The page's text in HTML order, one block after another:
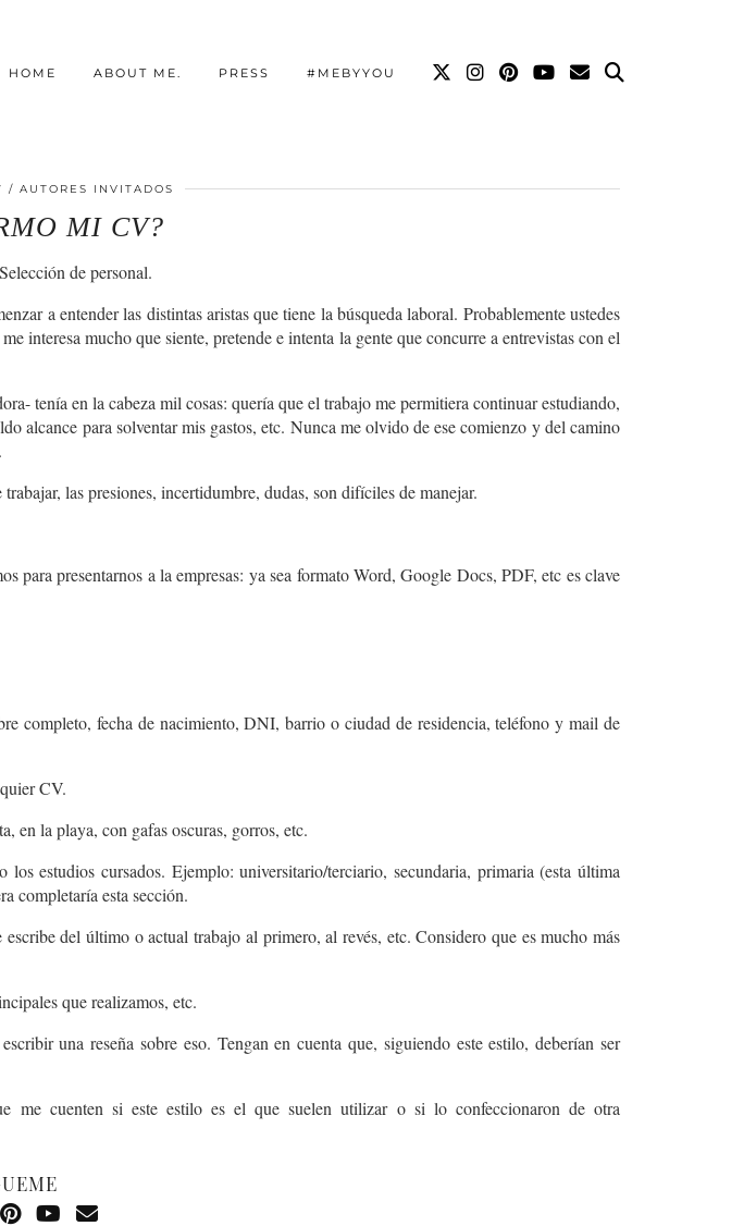
HOME ABOUT ME. PRESS #MEBYYOU
AUTORES INVITADOS
MI CV?
de personal.
a entender las distintas aristas que tiene la búsqueda laboral. Probablemente ustedes
interesa mucho que siente, pretende e intenta la gente que concurre a entrevistas con el
tenía en la cabeza mil cosas: quería que el trabajo me permitiera continuar estudiando,
alcance para solventar mis gastos, etc. Nunca me olvido de ese comienzo y del camino
las presiones, incertidumbre, dudas, son difíciles de manejar.
para presentarnos a la empresas: ya sea formato Word, Google Docs, PDF, etc es clave
completo, fecha de nacimiento, DNI, barrio o ciudad de residencia, teléfono y mail de
CV.
en la playa, con gafas oscuras, gorros, etc.
estudios cursados. Ejemplo: universitario/terciario, secundaria, primaria (esta última
completaría esta sección.
del último o actual trabajo al primero, al revés, etc. Considero que es mucho más
que realizamos, etc.
una reseña sobre eso. Tengan en cuenta que, siguiendo este estilo, deberían ser
me cuenten si este estilo es el que suelen utilizar o si lo confeccionaron de otra